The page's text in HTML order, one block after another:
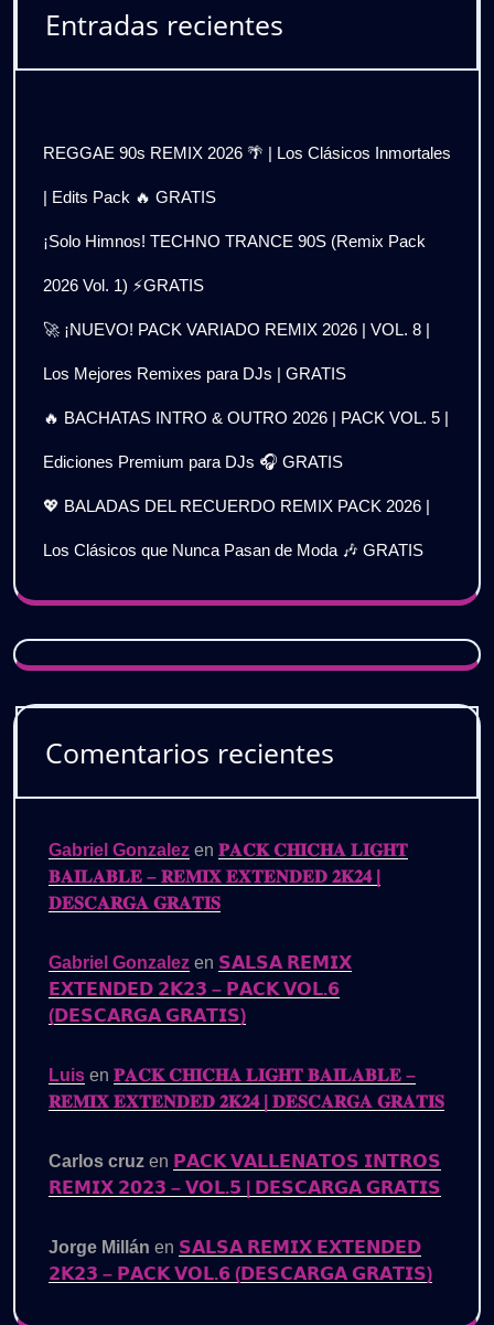
Entradas recientes
REGGAE 90s REMIX 2026 🌴 | Los Clásicos Inmortales
| Edits Pack 🔥 GRATIS
¡Solo Himnos! TECHNO TRANCE 90S (Remix Pack
2026 Vol. 1) ⚡GRATIS
🚀 ¡NUEVO! PACK VARIADO REMIX 2026 | VOL. 8 |
Los Mejores Remixes para DJs | GRATIS
🔥 BACHATAS INTRO & OUTRO 2026 | PACK VOL. 5 |
Ediciones Premium para DJs 🎧 GRATIS
💖 BALADAS DEL RECUERDO REMIX PACK 2026 |
Los Clásicos que Nunca Pasan de Moda 🎶 GRATIS
Comentarios recientes
Gabriel Gonzalez en 𝐏𝐀𝐂𝐊 𝐂𝐇𝐈𝐂𝐇𝐀 𝐋𝐈𝐆𝐇𝐓
𝐁𝐀𝐈𝐋𝐀𝐁𝐋𝐄 – 𝐑𝐄𝐌𝐈𝐗 𝐄𝐗𝐓𝐄𝐍𝐃𝐄𝐃 𝟐𝐊𝟐𝟒 |
𝐃𝐄𝐒𝐂𝐀𝐑𝐆𝐀 𝐆𝐑𝐀𝐓𝐈𝐒
Gabriel Gonzalez en 𝗦𝗔𝗟𝗦𝗔 𝗥𝗘𝗠𝗜𝗫
𝗘𝗫𝗧𝗘𝗡𝗗𝗘𝗗 𝟮𝗞𝟮𝟯 – 𝗣𝗔𝗖𝗞 𝗩𝗢𝗟.𝟲
(𝗗𝗘𝗦𝗖𝗔𝗥𝗚𝗔 𝗚𝗥𝗔𝗧𝗜𝗦)
Luis en 𝐏𝐀𝐂𝐊 𝐂𝐇𝐈𝐂𝐇𝐀 𝐋𝐈𝐆𝐇𝐓 𝐁𝐀𝐈𝐋𝐀𝐁𝐋𝐄 –
𝐑𝐄𝐌𝐈𝐗 𝐄𝐗𝐓𝐄𝐍𝐃𝐄𝐃 𝟐𝐊𝟐𝟒 | 𝐃𝐄𝐒𝐂𝐀𝐑𝐆𝐀 𝐆𝐑𝐀𝐓𝐈𝐒
Carlos cruz en 𝗣𝗔𝗖𝗞 𝗩𝗔𝗟𝗟𝗘𝗡𝗔𝗧𝗢𝗦 𝗜𝗡𝗧𝗥𝗢𝗦
𝗥𝗘𝗠𝗜𝗫 𝟮𝟬𝟮𝟯 – 𝗩𝗢𝗟.𝟱 | 𝗗𝗘𝗦𝗖𝗔𝗥𝗚𝗔 𝗚𝗥𝗔𝗧𝗜𝗦
Jorge Millán en 𝗦𝗔𝗟𝗦𝗔 𝗥𝗘𝗠𝗜𝗫 𝗘𝗫𝗧𝗘𝗡𝗗𝗘𝗗
𝟮𝗞𝟮𝟯 – 𝗣𝗔𝗖𝗞 𝗩𝗢𝗟.𝟲 (𝗗𝗘𝗦𝗖𝗔𝗥𝗚𝗔 𝗚𝗥𝗔𝗧𝗜𝗦)